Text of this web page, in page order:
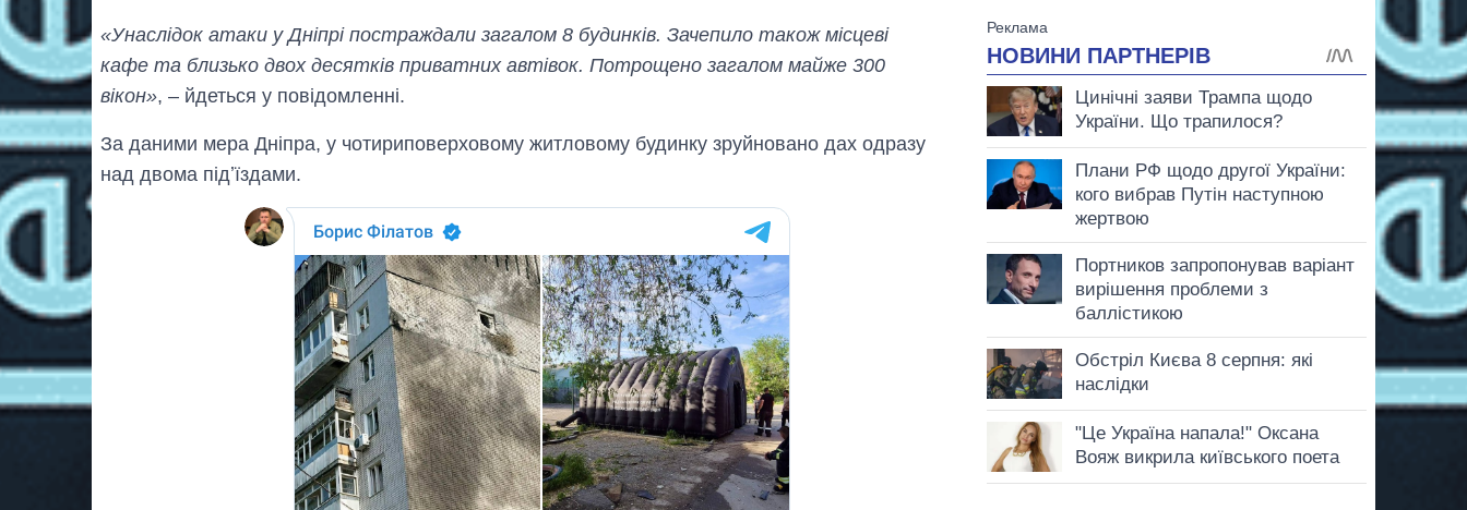
«Унаслідок атаки у Дніпрі постраждали загалом 8 будинків. Зачепило також місцеві
кафе та близько двох десятків приватних автівок. Потрощено загалом майже 300
вікон», – йдеться у повідомленні.
За даними мера Дніпра, у чотириповерховому житловому будинку зруйновано дах одразу
над двома підʼїздами.